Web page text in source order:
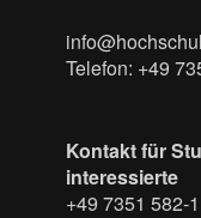
Telefon: +49
Kontakt für
interessierte
+49 7351 582-